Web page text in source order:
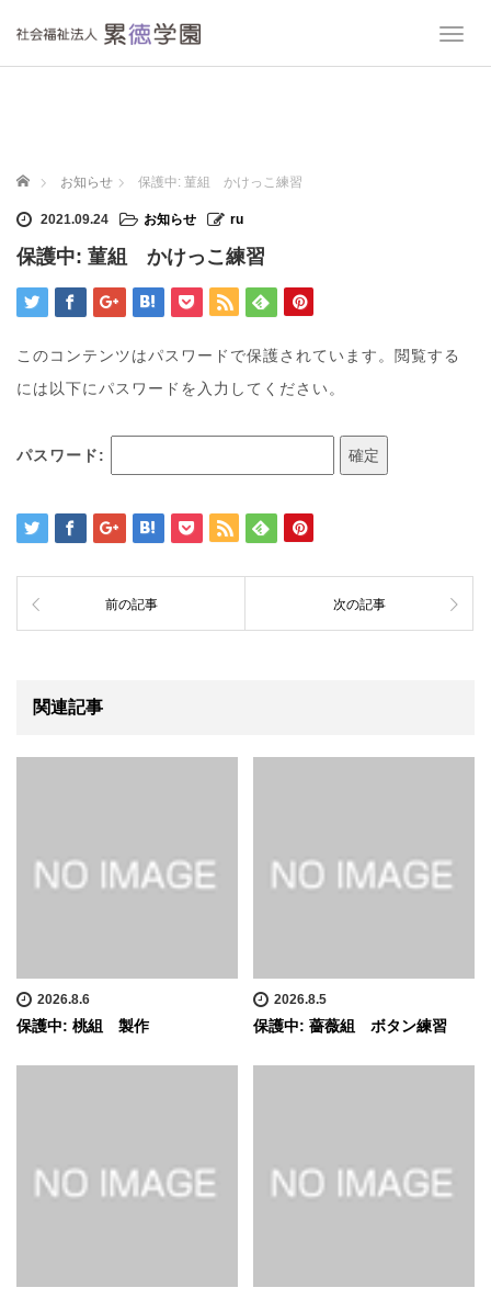
T
n
ホーム お知らせ 保護中: 菫組 かけっこ練習
2021.09.24 お知らせ ru
保護中: 菫組 かけっこ練習
このコンテンツはパスワードで保護されています。閲覧する
には以下にパスワードを入力してください。
パスワード:
前の記事 次の記事
関連記事
2026.8.6
保護中: 桃組 製作
2026.8.5
保護中: 薔薇組 ボタン練習